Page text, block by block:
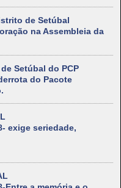
de Setúbal
na Assembleia da
Setúbal do PCP
do Pacote
exige seriedade,